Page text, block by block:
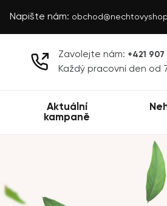
Napište nám:
Zavolejte nám: +421 907
Každý pracovní den od
Aktuální
kampaně